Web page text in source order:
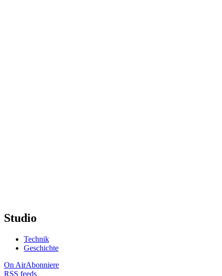
Studio
Technik
Geschichte
On AirAbonniere
RSS feeds